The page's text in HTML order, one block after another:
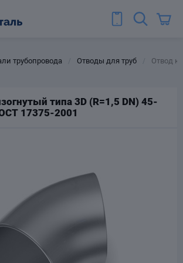
трубопровода Отводы для труб Отвод
типа 3D (R=1,5 DN) 45-
17375-2001
стальные